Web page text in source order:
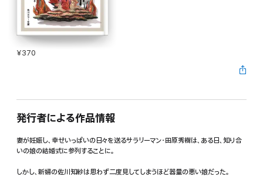
¥370
発行者による作品情報
妻が妊娠し、幸せいっぱいの日々を送るサラリーマン・田原秀樹は、ある日、知り合
いの娘の結婚式に参列することに。
しかし、新婦の佐川知紗は思わず二度見してしまうほど器量の悪い娘だった。